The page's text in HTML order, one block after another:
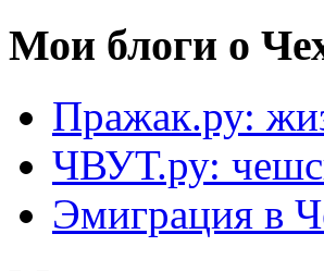
Мои блоги о
Пражак.ру:
ЧВУТ.ру:
Эмиграция в